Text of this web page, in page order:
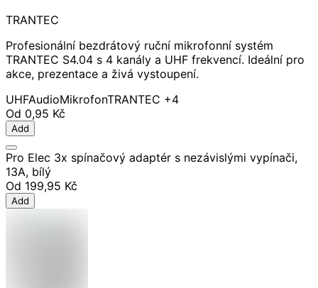
TRANTEC
Profesionální bezdrátový ruční mikrofonní systém
TRANTEC S4.04 s 4 kanály a UHF frekvencí. Ideální pro
akce, prezentace a živá vystoupení.
UHFAudioMikrofonTRANTEC +4
Od 0,95 Kč
Add
Pro Elec 3x spínačový adaptér s nezávislými vypínači,
13A, bílý
Od 199,95 Kč
Add